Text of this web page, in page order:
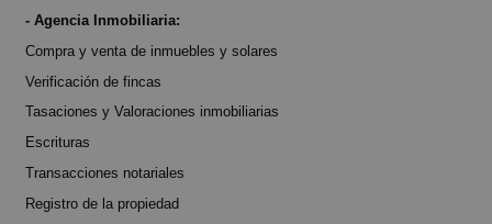
- Agencia Inmobiliaria:
Compra y venta de inmuebles y solares
Verificación de fincas
Tasaciones y Valoraciones inmobiliarias
Escrituras
Transacciones notariales
Registro de la propiedad